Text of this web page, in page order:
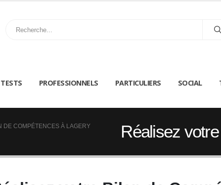
TESTS PROFESSIONNELS PARTICULIERS SOCIAL
Réalisez
DE COMPÉTENCES À LAGERY